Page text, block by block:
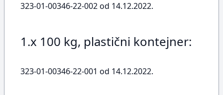
323-01-00346-22-002 od 14.12.2022.
1.x 100 kg, plastični kontejner:
323-01-00346-22-001 od 14.12.2022.